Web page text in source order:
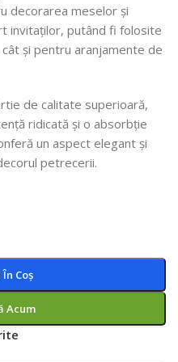
decorarea meselor și
invitaților, putând fi folosite
și pentru aranjamente de
de calitate superioară,
ridicată și o absorbție
un aspect elegant și
petrecerii.
Coș
Acum